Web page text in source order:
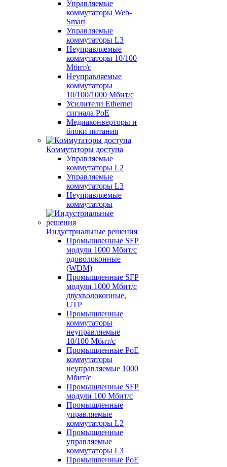
Управляемые
коммутаторы Web-
Smart
Управляемые
коммутаторы L3
Неуправляемые
коммутаторы 10/100
Мбит/с
Неуправляемые
коммутаторы
10/100/1000 Мбит/с
Усилители Ethernet
сигнала PoE
Медиаконверторы и
блоки питания
Коммутаторы доступа
Управляемые
коммутаторы L2
Управляемые
коммутаторы L3
Неуправляемые
коммутаторы
Индустриальные решения
Промышленные SFP
модули 1000 Мбит/c
одоволоконные
(WDM)
Промышленные SFP
модули 1000 Мбит/c
двухволоконные,
UTP
Промышленные
коммутаторы
неуправляемые
10/100 Мбит/с
Промышленные PoE
коммутаторы
неуправляемые 1000
Мбит/с
Промышленные SFP
модули 100 Мбит/c
Промышленные
управляемые
коммутаторы L2
Промышленные
управляемые
коммутаторы L3
Промышленные PoE